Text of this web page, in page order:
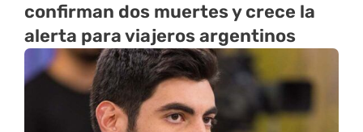
confirman dos muertes y crece la
alerta para viajeros argentinos